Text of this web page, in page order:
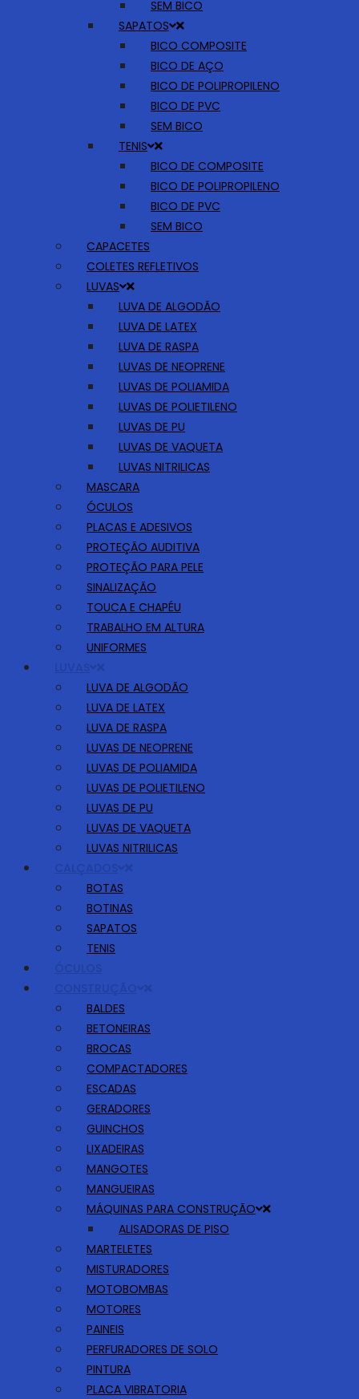
SEM BICO
SAPATOS
BICO COMPOSITE
BICO DE AÇO
BICO DE POLIPROPILENO
BICO DE PVC
SEM BICO
TENIS
BICO DE COMPOSITE
BICO DE POLIPROPILENO
BICO DE PVC
SEM BICO
CAPACETES
COLETES REFLETIVOS
LUVAS
LUVA DE ALGODÃO
LUVA DE LATEX
LUVA DE RASPA
LUVAS DE NEOPRENE
LUVAS DE POLIAMIDA
LUVAS DE POLIETILENO
LUVAS DE PU
LUVAS DE VAQUETA
LUVAS NITRILICAS
MASCARA
ÓCULOS
PLACAS E ADESIVOS
PROTEÇÃO AUDITIVA
PROTEÇÃO PARA PELE
SINALIZAÇÃO
TOUCA E CHAPÉU
TRABALHO EM ALTURA
UNIFORMES
LUVAS
LUVA DE ALGODÃO
LUVA DE LATEX
LUVA DE RASPA
LUVAS DE NEOPRENE
LUVAS DE POLIAMIDA
LUVAS DE POLIETILENO
LUVAS DE PU
LUVAS DE VAQUETA
LUVAS NITRILICAS
CALÇADOS
BOTAS
BOTINAS
SAPATOS
TENIS
ÓCULOS
CONSTRUÇÃO
BALDES
BETONEIRAS
BROCAS
COMPACTADORES
ESCADAS
GERADORES
GUINCHOS
LIXADEIRAS
MANGOTES
MANGUEIRAS
MÁQUINAS PARA CONSTRUÇÃO
ALISADORAS DE PISO
MARTELETES
MISTURADORES
MOTOBOMBAS
MOTORES
PAINEIS
PERFURADORES DE SOLO
PINTURA
PLACA VIBRATORIA